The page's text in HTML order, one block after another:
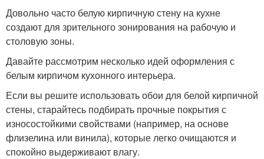
Довольно часто белую кирпичную стену на кухне
создают для зрительного зонирования на рабочую и
столовую зоны.
Давайте рассмотрим несколько идей оформления с
белым кирпичом кухонного интерьера.
Если вы решите использовать обои для белой кирпичной
стены, старайтесь подбирать прочные покрытия с
износостойкими свойствами (например, на основе
флизелина или винила), которые легко очищаются и
спокойно выдерживают влагу.